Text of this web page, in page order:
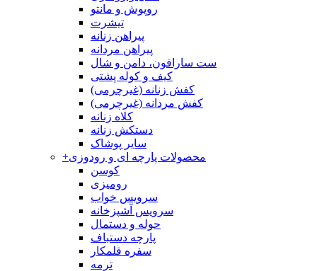
روپوش و مانتو
تیشرت
پیراهن زنانه
پیراهن مردانه
ست سارافون، دامن و شال
کیف و کوله پشتی
کفش زنانه (غیرچرمی)
کفش مردانه (غیرچرمی)
کلاه زنانه
دستکش زنانه
سایر پوشاک
+محصولات پارچه ای و رودوزی
کوسن
رومیزی
سرویس خواب
سرویس آشپزخانه
حوله و دستمال
پارچه دستباف
سفره قلمکار
ترمه